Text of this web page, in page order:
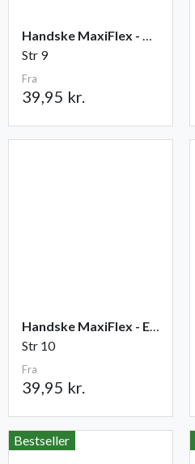
Handske MaxiFlex - Ultimate
Str 9
Fra
39,95 kr.
Handske MaxiFlex - Elite
Str 10
Fra
39,95 kr.
Bestseller